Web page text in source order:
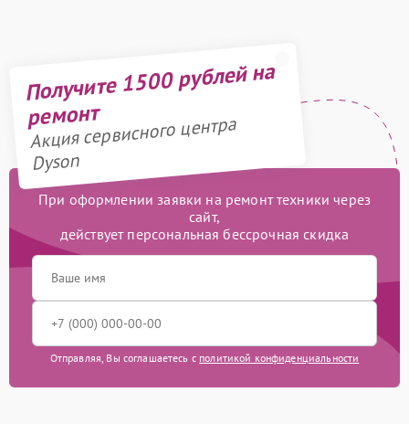
Получите 1500 рублей на
ремонт
Акция сервисного центра
Dyson
При оформлении заявки на ремонт техники через
сайт,
действует персональная бессрочная скидка
Отправляя, Вы соглашаетесь с политикой конфиденциальности